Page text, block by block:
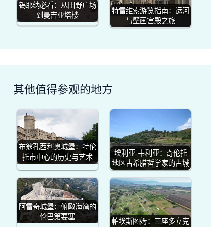
锡耶纳必看：从田野广场
到曼吉亚塔楼
特雷维索游览指南：运河
与壁画宫殿之旅
其他值得参观的地方
布翁孔西利奥城堡：特伦
托市中心的历史与艺术
埃利亚-韦利亚：奇伦托
地区古希腊哲学家的古城
阿雷奇城堡：俯瞰海湾的
伦巴第要塞
帕埃斯图姆：三座多立克